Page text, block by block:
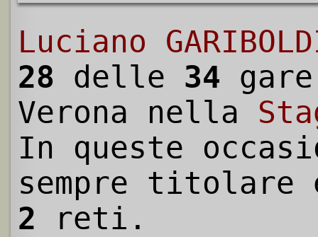
Luciano
28 delle 34
Verona nella
In queste
sempre titolare
2 reti.